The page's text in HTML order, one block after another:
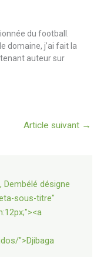
du football.
domaine, j’ai fait la
auteur sur
Article suivant →